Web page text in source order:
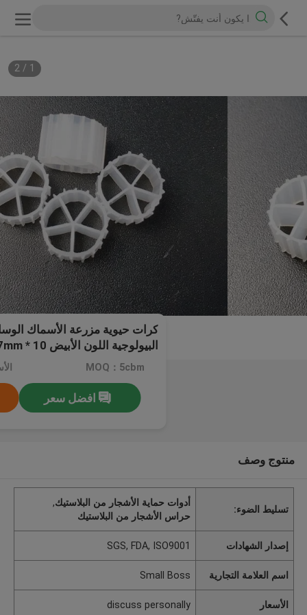
1
/
2
كرات حيوية مزرعة الأسماك
بيولوجية العذراء HDPE الوسائط المرشحة
MOQ：5cbm
افضل سعر
منتوج وصف
تسليط الضوء:
أدوات حماية الأشجار من البلاستيك,
حراس الأشجار من البلاستيك
إصدار الشهادات SGS, FDA, ISO9001
اسم العلامة التجارية Small Boss
الأسعار discuss personally